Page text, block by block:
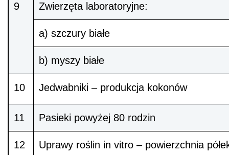
9 Zwierzęta laboratoryjne:
a) szczury białe
b) myszy białe
10 Jedwabniki – produkcja kokonów
11 Pasieki powyżej 80 rodzin
12 Uprawy roślin in vitro – powierzchnia